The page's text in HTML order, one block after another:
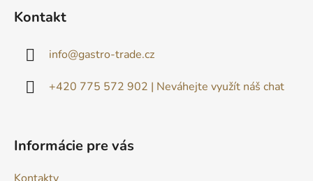
Kontakt
info@gastro-trade.cz
+420 775 572 902 | Neváhejte využít náš chat
Informácie pre vás